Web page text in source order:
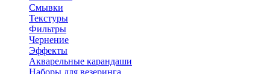
Смывки
Текстуры
Фильтры
Чернение
Эффекты
Акварельные карандаши
Наборы для везеринга